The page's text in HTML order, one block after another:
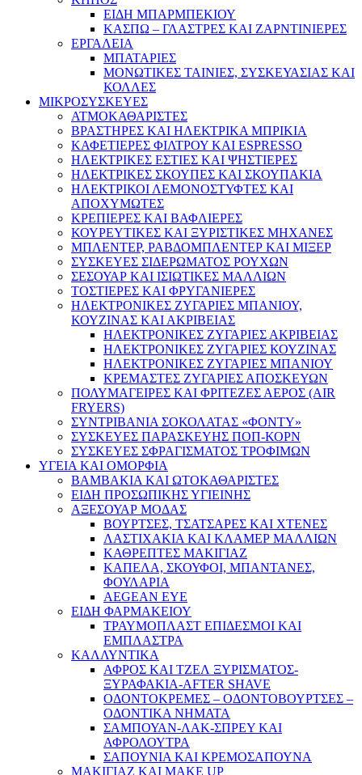
ΕΙΔΗ ΜΠΑΡΜΠΕΚΙΟΥ
ΚΑΣΠΩ – ΓΛΑΣΤΡΕΣ ΚΑΙ ΖΑΡΝΤΙΝΙΕΡΕΣ
ΕΡΓΑΛΕΙΑ
ΜΠΑΤΑΡΙΕΣ
ΜΟΝΩΤΙΚΕΣ ΤΑΙΝΙΕΣ, ΣΥΣΚΕΥΑΣΙΑΣ ΚΑΙ
ΚΟΛΛΕΣ
ΜΙΚΡΟΣΥΣΚΕΥΕΣ
ΑΤΜΟΚΑΘΑΡΙΣΤΕΣ
ΒΡΑΣΤΗΡΕΣ ΚΑΙ ΗΛΕΚΤΡΙΚΑ ΜΠΡΙΚΙΑ
ΚΑΦΕΤΙΕΡΕΣ ΦΙΛΤΡΟΥ ΚΑΙ ESPRESSO
ΗΛΕΚΤΡΙΚΕΣ ΕΣΤΙΕΣ ΚΑΙ ΨΗΣΤΙΕΡΕΣ
ΗΛΕΚΤΡΙΚΕΣ ΣΚΟΥΠΕΣ ΚΑΙ ΣΚΟΥΠΑΚΙΑ
ΗΛΕΚΤΡΙΚΟΙ ΛΕΜΟΝΟΣΤΥΦΤΕΣ ΚΑΙ
ΑΠΟΧΥΜΩΤΕΣ
ΚΡΕΠΙΕΡΕΣ ΚΑΙ ΒΑΦΛΙΕΡΕΣ
ΚΟΥΡΕΥΤΙΚΕΣ ΚΑΙ ΞΥΡΙΣΤΙΚΕΣ ΜΗΧΑΝΕΣ
ΜΠΛΕΝΤΕΡ, ΡΑΒΔΟΜΠΛΕΝΤΕΡ ΚΑΙ ΜΙΞΕΡ
ΣΥΣΚΕΥΕΣ ΣΙΔΕΡΩΜΑΤΟΣ ΡΟΥΧΩΝ
ΣΕΣΟΥΑΡ ΚΑΙ ΙΣΙΩΤΙΚΕΣ ΜΑΛΛΙΩΝ
ΤΟΣΤΙΕΡΕΣ ΚΑΙ ΦΡΥΓΑΝΙΕΡΕΣ
ΗΛΕΚΤΡΟΝΙΚΕΣ ΖΥΓΑΡΙΕΣ ΜΠΑΝΙΟΥ,
ΚΟΥΖΙΝΑΣ ΚΑΙ ΑΚΡΙΒΕΙΑΣ
ΗΛΕΚΤΡΟΝΙΚΕΣ ΖΥΓΑΡΙΕΣ ΑΚΡΙΒΕΙΑΣ
ΗΛΕΚΤΡΟΝΙΚΕΣ ΖΥΓΑΡΙΕΣ ΚΟΥΖΙΝΑΣ
ΗΛΕΚΤΡΟΝΙΚΕΣ ΖΥΓΑΡΙΕΣ ΜΠΑΝΙΟΥ
ΚΡΕΜΑΣΤΕΣ ΖΥΓΑΡΙΕΣ ΑΠΟΣΚΕΥΩΝ
ΠΟΛΥΜΑΓΕΙΡΕΣ ΚΑΙ ΦΡΙΤΕΖΕΣ ΑΕΡΟΣ (AIR
FRYERS)
ΣΥΝΤΡΙΒΑΝΙΑ ΣΟΚΟΛΑΤΑΣ «ΦΟΝΤΥ»
ΣΥΣΚΕΥΕΣ ΠΑΡΑΣΚΕΥΗΣ ΠΟΠ-ΚΟΡΝ
ΣΥΣΚΕΥΕΣ ΣΦΡΑΓΙΣΜΑΤΟΣ ΤΡΟΦΙΜΩΝ
ΥΓΕΙΑ ΚΑΙ ΟΜΟΡΦΙΑ
ΒΑΜΒΑΚΙΑ ΚΑΙ ΩΤΟΚΑΘΑΡΙΣΤΕΣ
ΕΙΔΗ ΠΡΟΣΩΠΙΚΗΣ ΥΓΙΕΙΝΗΣ
ΑΞΕΣΟΥΑΡ ΜΟΔΑΣ
ΒΟΥΡΤΣΕΣ, ΤΣΑΤΣΑΡΕΣ ΚΑΙ ΧΤΕΝΕΣ
ΛΑΣΤΙΧΑΚΙΑ ΚΑΙ ΚΛΑΜΕΡ ΜΑΛΛΙΩΝ
ΚΑΘΡΕΠΤΕΣ ΜΑΚΙΓΙΑΖ
ΚΑΠΕΛΑ, ΣΚΟΥΦΟΙ, ΜΠΑΝΤΑΝΕΣ,
ΦΟΥΛΑΡΙΑ
AEGEAN EYE
ΕΙΔΗ ΦΑΡΜΑΚΕΙΟΥ
ΤΡΑΥΜΟΠΛΑΣΤ ΕΠΙΔΕΣΜΟΙ ΚΑΙ
ΕΜΠΛΑΣΤΡΑ
ΚΑΛΛΥΝΤΙΚΑ
ΑΦΡΟΣ ΚΑΙ ΤΖΕΛ ΞΥΡΙΣΜΑΤΟΣ-
ΞΥΡΑΦΑΚΙΑ-AFTER SHAVE
ΟΔΟΝΤΟΚΡΕΜΕΣ – ΟΔΟΝΤΟΒΟΥΡΤΣΕΣ –
ΟΔΟΝΤΙΚΑ ΝΗΜΑΤΑ
ΣΑΜΠΟΥΑΝ-ΛΑΚ-ΣΠΡΕΥ ΚΑΙ
ΑΦΡΟΛΟΥΤΡΑ
ΣΑΠΟΥΝΙΑ ΚΑΙ ΚΡΕΜΟΣΑΠΟΥΝΑ
ΜΑΚΙΓΙΑΖ ΚΑΙ MAKE UP